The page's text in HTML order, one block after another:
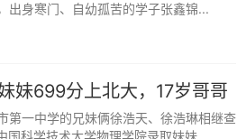
干扰的学习时段。
谁谁家模考多好、谁谁家孩子稳上
自信心，加重心理负担。
出身寒门、自幼孤苦的学子张鑫锦...
妹699分上北大，17岁哥哥
第一中学的兄妹俩徐浩天、徐浩琳相继查
科学技术大学物理学院录取妹妹...